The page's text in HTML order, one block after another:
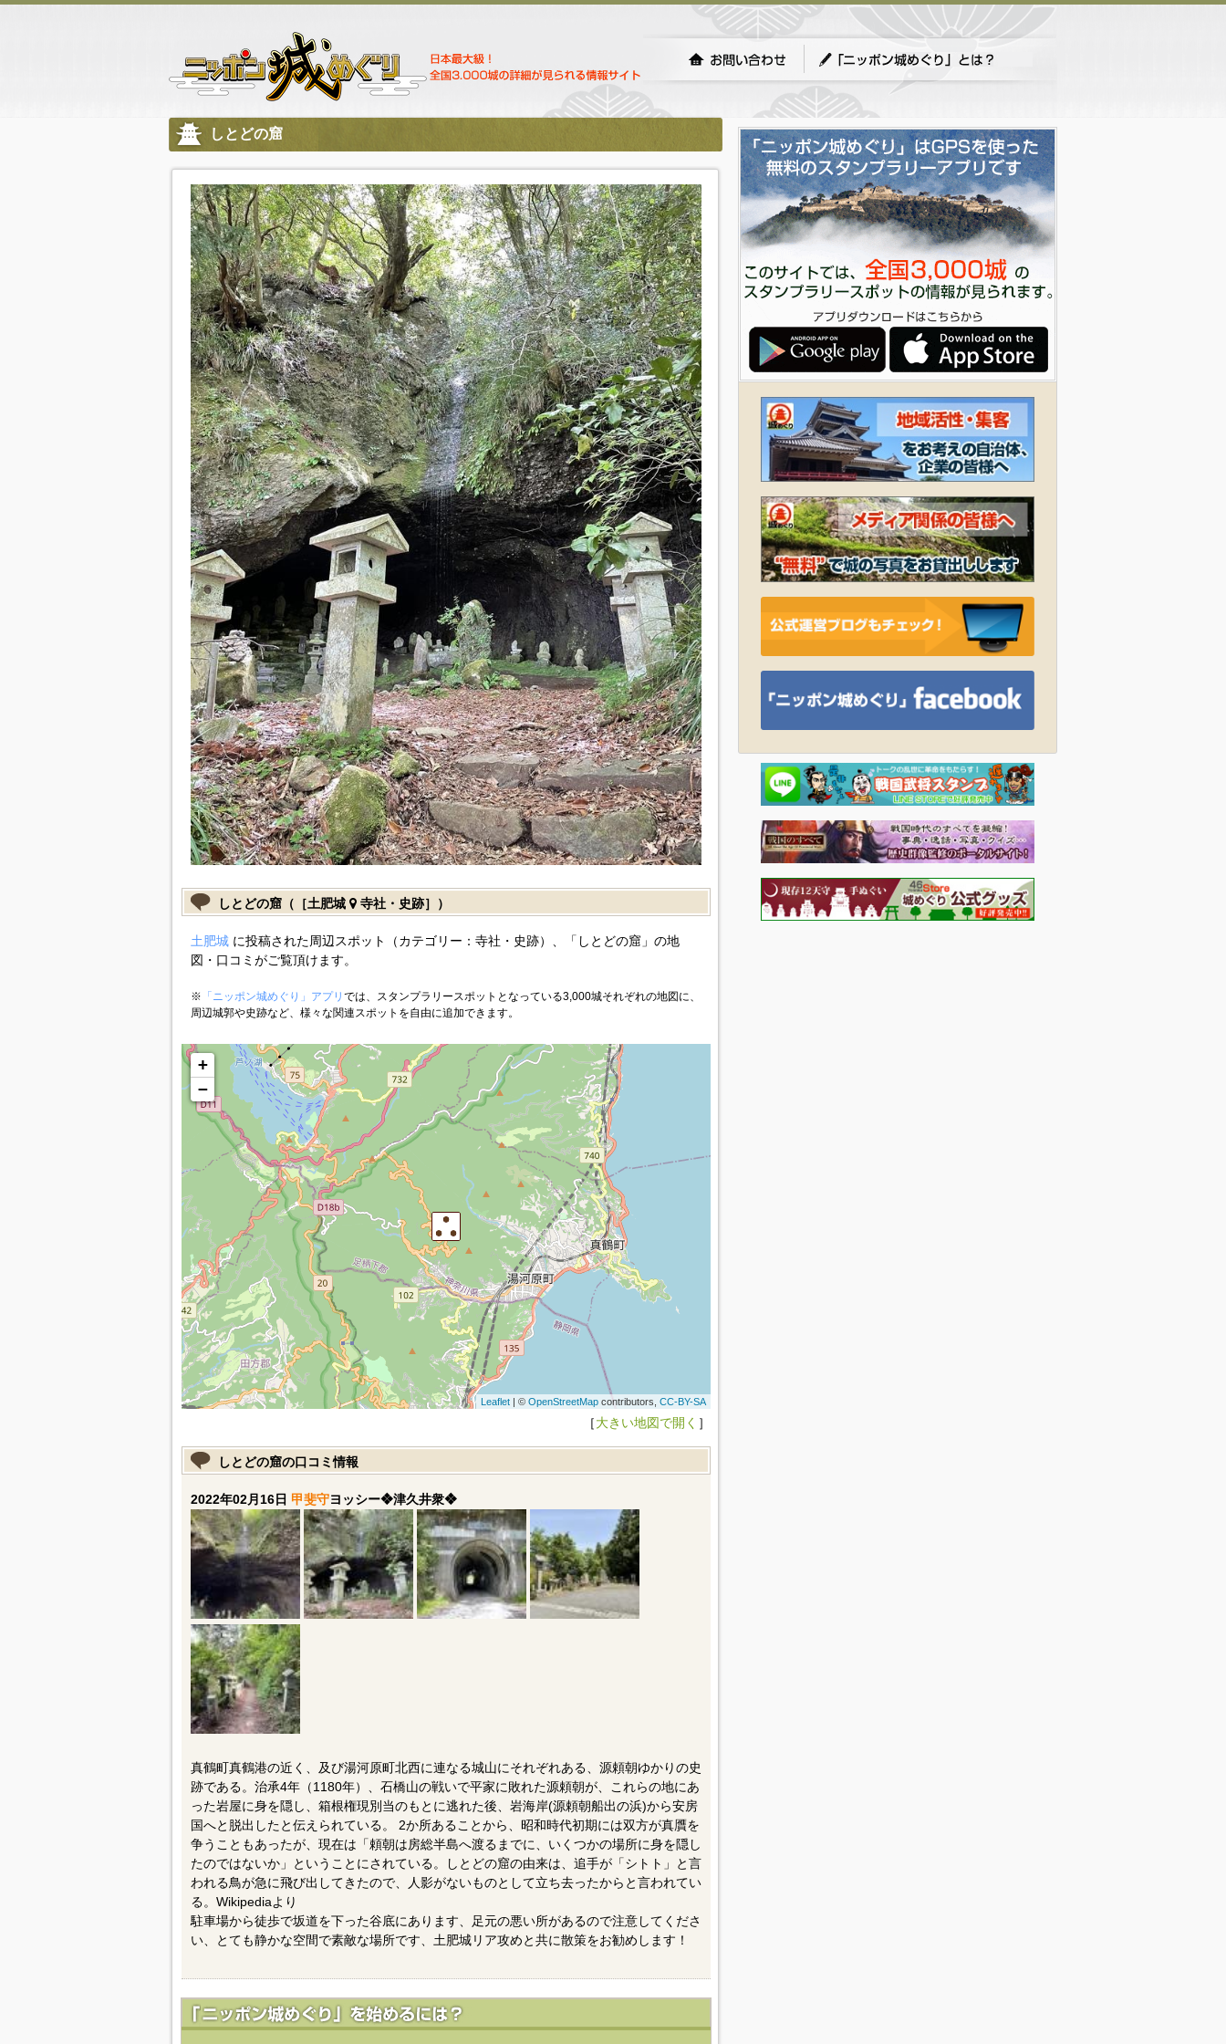
しとどの窟
しとどの窟（［土肥城 寺社・史跡］）
土肥城に投稿された周辺スポット（カテゴリー：寺社・史跡）、「しとどの窟」の地
図・口コミがご覧頂けます。
※ 「ニッポン城めぐり」アプリ では、スタンプラリースポットとなっている3,000城それぞれの地図に、
周辺城郭や史跡など、様々な関連スポットを自由に追加できます。
+
−
Leaflet| © OpenStreetMapcontributors, CC-BY-SA
［大きい地図で開く ］
しとどの窟の口コミ情報
2022年02月16日 甲斐守ヨッシー❖津久井衆❖
真鶴町真鶴港の近く、及び湯河原町北西に連なる城山にそれぞれある、源頼朝ゆかりの史
跡である。治承4年（1180年）、石橋山の戦いで平家に敗れた源頼朝が、これらの地にあ
った岩屋に身を隠し、箱根権現別当のもとに逃れた後、岩海岸(源頼朝船出の浜)から安房
国へと脱出したと伝えられている。 2か所あることから、昭和時代初期には双方が真贋を
争うこともあったが、現在は「頼朝は房総半島へ渡るまでに、いくつかの場所に身を隠し
たのではないか」ということにされている。しとどの窟の由来は、追手が「シトト」と言
われる鳥が急に飛び出してきたので、人影がないものとして立ち去ったからと言われてい
る。Wikipediaより
駐車場から徒歩で坂道を下った谷底にあります、足元の悪い所があるので注意してくださ
い、とても静かな空間で素敵な場所です、土肥城リア攻めと共に散策をお勧めします！